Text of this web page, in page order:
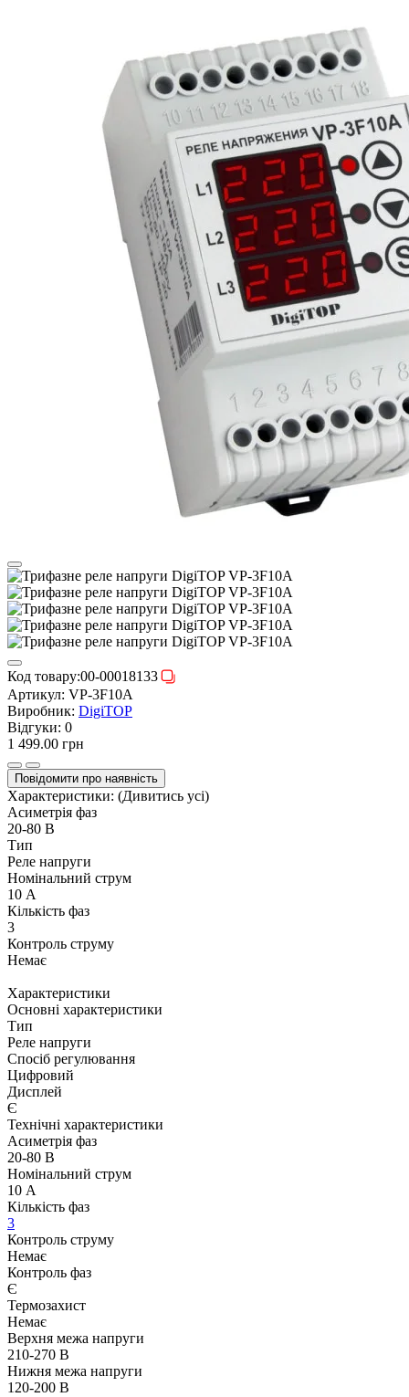
Код товару:00-00018133
Артикул: VP-3F10A
Виробник: DigiTOP
Відгуки: 0
1 499.00 грн
Повідомити про наявність
Характеристики: (Дивитись усі)
Асиметрія фаз
20-80 В
Тип
Реле напруги
Номінальний струм
10 А
Кількість фаз
3
Контроль струму
Немає
Характеристики
Основні характеристики
Тип
Реле напруги
Спосіб регулювання
Цифровий
Дисплей
Є
Технічні характеристики
Асиметрія фаз
20-80 В
Номінальний струм
10 А
Кількість фаз
3
Контроль струму
Немає
Контроль фаз
Є
Термозахист
Немає
Верхня межа напруги
210-270 В
Нижня межа напруги
120-200 В